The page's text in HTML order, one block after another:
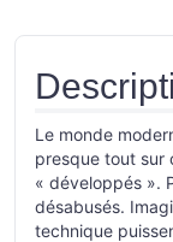
Le monde
presque tout sur
« développés ».
désabusés.
technique